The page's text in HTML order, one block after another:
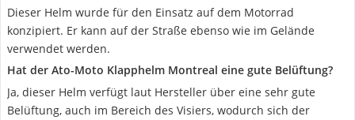
Dieser Helm wurde für den Einsatz auf dem Motorrad
konzipiert. Er kann auf der Straße ebenso wie im Gelände
verwendet werden.
Hat der Ato-Moto Klapphelm Montreal eine gute Belüftung?
Ja, dieser Helm verfügt laut Hersteller über eine sehr gute
Belüftung, auch im Bereich des Visiers, wodurch sich der